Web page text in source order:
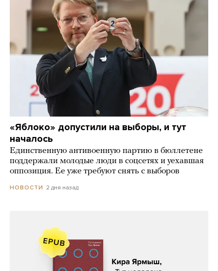
«Яблоко» допустили на выборы, и тут
началось
Единственную антивоенную партию в бюллетене
поддержали молодые люди в соцсетях и уехавшая
оппозиция. Ее уже требуют снять с выборов
НОВОСТИ 2 дня назад